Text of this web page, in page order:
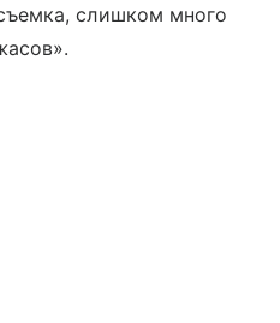
слишком много